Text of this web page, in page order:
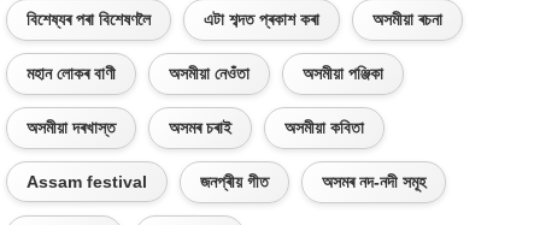
বিশেষ্যৰ পৰা বিশেষণলৈ এটা শব্দত প্ৰকাশ কৰা অসমীয়া ৰচনা
মহান লোকৰ বাণী অসমীয়া নেওঁতা অসমীয়া পঞ্জিকা
অসমীয়া দৰখাস্ত অসমৰ চৰাই অসমীয়া কবিতা
Assam festival জনপ্ৰীয় গীত অসমৰ নদ-নদী সমূহ